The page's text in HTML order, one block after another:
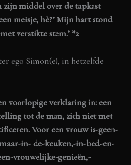
zijn middel over de tapkast
meisje, hè?’ Mijn hart stond
verstikte stem.’ *2
ego Simon(e), in hetzelfde
voorlopige verklaring in: een
tot de man, zich niet met
Voor een vrouw is-geen-
in- de-keuken,-in-bed-en-
vrouwelijke-genieën,-